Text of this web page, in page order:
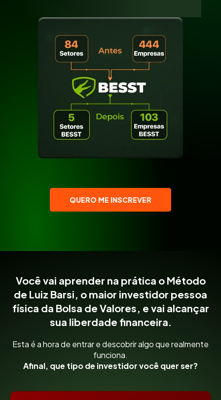
QUERO ME INSCREVER
Você vai aprender na prática o Método
de Luiz Barsi, o maior investidor pessoa
física da Bolsa de Valores, e vai alcançar
sua liberdade financeira.
Esta é a hora de entrar e descobrir algo que realmente
funciona.
Afinal, que tipo de investidor você quer ser?